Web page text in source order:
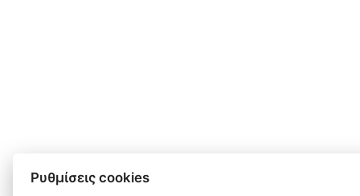
Ρυθμίσεις cookies